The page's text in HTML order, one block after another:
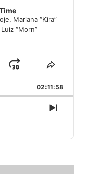
Mariana “Kira”
“Morn”
Jump
Forward
Share
Episode
02:11:58
Next
Episode